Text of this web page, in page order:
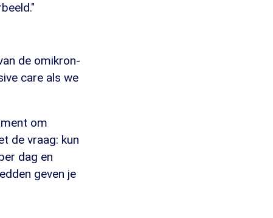
de omikron-
care als we
om
de vraag: kun
dag en
geven je